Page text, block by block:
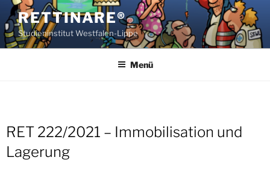
Zum
Inhalt
springen
RETTINARE®
Studieninstitut Westfalen-Lippe
Menü
RET 222/2021 – Immobilisation und
Lagerung